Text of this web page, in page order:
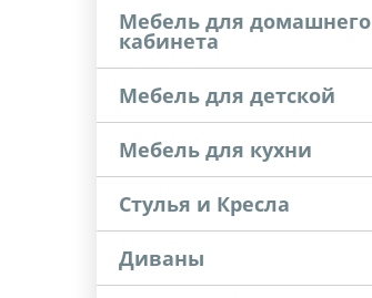
Мебель для домашнего
кабинета
Мебель для детской
Мебель для кухни
Стулья и Кресла
Диваны